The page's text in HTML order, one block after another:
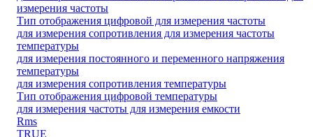
измерения частоты
Тип отображения цифровой для измерения частоты
для измерения сопротивления для измерения частоты
температуры
для измерения постоянного и переменного напряжения
температуры
для измерения сопротивления температуры
Тип отображения цифровой температуры
для измерения частоты для измерения емкости
Rms
TRUE